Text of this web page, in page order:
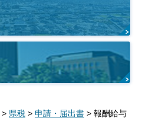
> 県税 > 申請・届出書 > 報酬給与